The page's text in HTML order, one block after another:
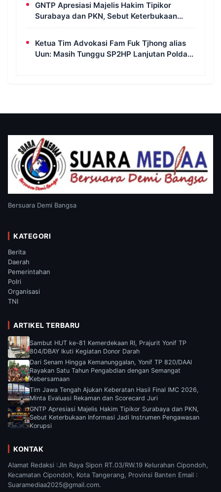
GNTP Apresiasi Majelis Hakim Tipikor
Surabaya dan PKN, Sebut Keterbukaan
Informasi Jadi Instrumen Pengawasan
Ketua Tim Advokasi Fam Fuk Tjhong alias
Uun: Masih Tunggu SP2HP Lanjutan Polda
Bersuara Demi Bangsa
KATEGORI
Berita
Daerah
Pemerintahan
Polri
Organisasi
TNI
ARTIKEL TERBARU
Sambut HUT ke-81 Kemerdekaan RI, Prajurit Yonif TP
804/DBAY Ikuti Kegiatan Donor Darah
Dari Senam Hingga Kemanunggalan, Yonif TP 820/DAAI
Rayakan Satu Tahun Pengabdian dengan Semangat
Kebersamaan
Tim Jawa Tengah Ajukan Keberatan Hasil Final IMC 2026,
Minta Evaluasi Rekaman dan Scorecard Juri
GNTP Apresiasi Majelis Hakim Tipikor Surabaya dan PKN,
Sebut Keterbukaan Informasi Jadi Instrumen Pengawasan
Korupsi
KONTAK
Alamat Redaksi :Jln Raya Sipon RT.03/RW.19 Kelurahan Cipondoh,
Kecamatan Cipondoh, Kota Tangerang, Provinsi Banten Email :
Suaramediaa2025@gmail.com.